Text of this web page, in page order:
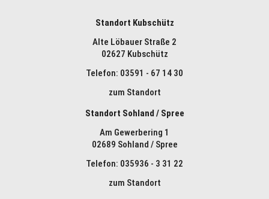
Standort Kubschütz
Alte Löbauer Straße 2
02627 Kubschütz
Telefon: 03591 - 67 14 30
zum Standort
Standort Sohland / Spree
Am Gewerbering 1
02689 Sohland / Spree
Telefon: 035936 - 3 31 22
zum Standort